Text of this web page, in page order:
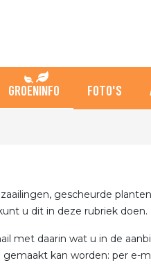
GROENINFO FOTO'S
gescheurde
u dit in deze rubriek doen.
met daarin wat u in de
kan worden: per e-